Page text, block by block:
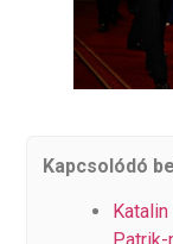
Kapcsolódó